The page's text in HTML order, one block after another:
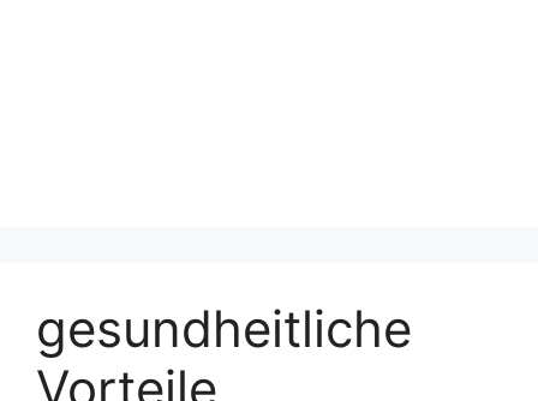
gesundheitliche
Vorteile